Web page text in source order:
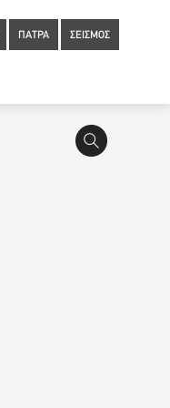
ΠΑΤΡΑ ΣΕΙΣΜΟΣ
ΠΟΥ: Φρικτή η κατάσταση
ευθύνης